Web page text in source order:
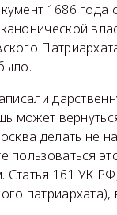
1686 года
может
делать не
пользоваться
161 УК